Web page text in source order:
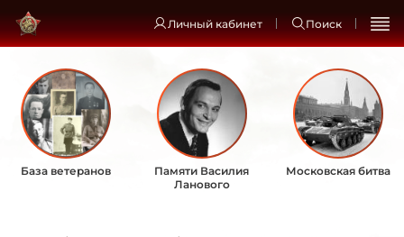
Личный кабинет Поиск
База ветеранов
Памяти Василия
Ланового
Московская битва